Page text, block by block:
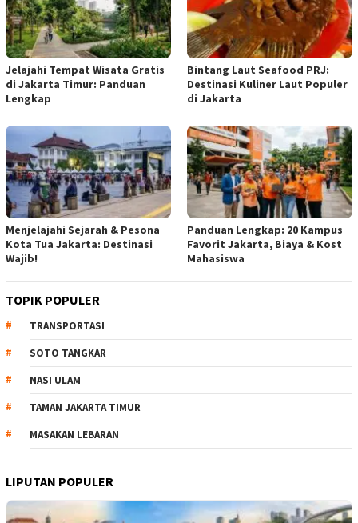
Jelajahi Tempat Wisata Gratis
di Jakarta Timur: Panduan
Lengkap
Bintang Laut Seafood PRJ:
Destinasi Kuliner Laut Populer
di Jakarta
Menjelajahi Sejarah & Pesona
Kota Tua Jakarta: Destinasi
Wajib!
Panduan Lengkap: 20 Kampus
Favorit Jakarta, Biaya & Kost
Mahasiswa
TOPIK POPULER
TRANSPORTASI
SOTO TANGKAR
NASI ULAM
TAMAN JAKARTA TIMUR
MASAKAN LEBARAN
LIPUTAN POPULER